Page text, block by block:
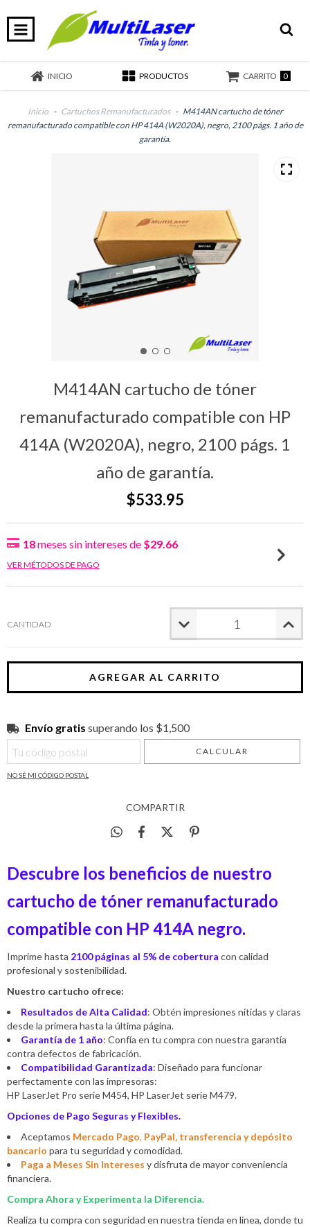
INICIO PRODUCTOS CARRITO 0
Inicio - Cartuchos Remanufacturados - M414AN cartucho de tóner
remanufacturado compatible con HP 414A (W2020A), negro, 2100 págs. 1 año de
garantía.
M414AN cartucho de tóner
remanufacturado compatible con HP
414A (W2020A), negro, 2100 págs. 1
año de garantía.
$533.95
18meses sin intereses de $29.66
VER MÉTODOS DE PAGO
CANTIDAD
Envío gratis $1,500
Entregas para el CP: CAMBIAR CP
Envío gratis superando los $1,500
CALCULAR
NO SÉ MI CÓDIGO POSTAL
COMPARTIR
Descubre los beneficios de nuestro
cartucho de tóner remanufacturado
compatible con HP 414A negro.
Imprime hasta 2100 páginas al 5% de cobertura con calidad
profesional y sostenibilidad.
Nuestro cartucho ofrece:
Resultados de Alta Calidad: Obtén impresiones nítidas y claras
desde la primera hasta la última página.
Garantía de 1 año: Confía en tu compra con nuestra garantía
contra defectos de fabricación.
Compatibilidad Garantizada: Diseñado para funcionar
perfectamente con las impresoras:
HP LaserJet Pro serie M454, HP LaserJet serie M479.
Opciones de Pago Seguras y Flexibles.
Aceptamos Mercado Pago, PayPal, transferencia y depósito
bancario para tu seguridad y comodidad.
Paga a Meses Sin Intereses y disfruta de mayor conveniencia
financiera.
Compra Ahora y Experimenta la Diferencia.
Realiza tu compra con seguridad en nuestra tienda en línea, donde tu